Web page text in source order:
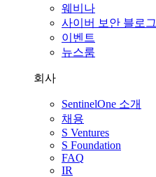
웨비나
사이버 보안 블로그
이벤트
뉴스룸
회사
SentinelOne 소개
채용
S Ventures
S Foundation
FAQ
IR